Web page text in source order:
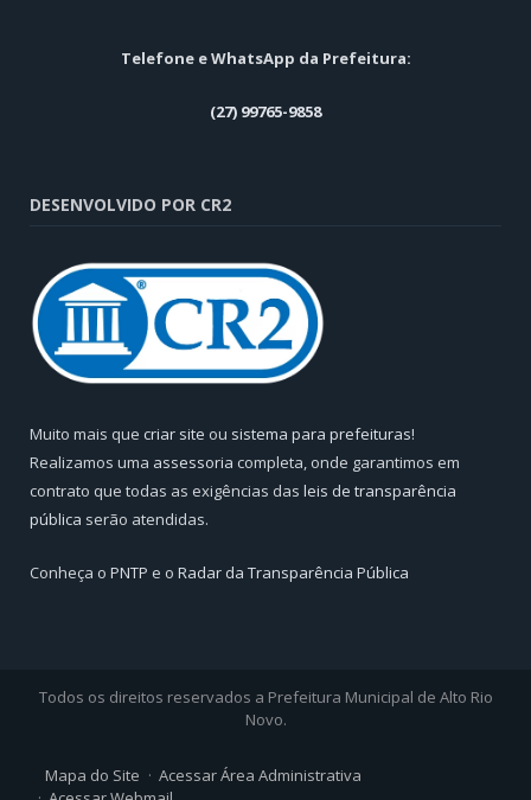
Telefone e WhatsApp da Prefeitura:
(27) 99765-9858
DESENVOLVIDO POR CR2
Muito mais que criar site ou sistema para prefeituras!
Realizamos uma assessoria completa, onde garantimos em
contrato que todas as exigências das leis de transparência
pública serão atendidas.
Conheça o PNTP e o Radar da Transparência Pública
Todos os direitos reservados a Prefeitura Municipal de Alto Rio
Novo.
Mapa do Site
Acessar Área Administrativa